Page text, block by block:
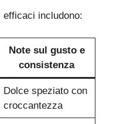
includono:
Note sul gusto e
consistenza
Dolce speziato con
croccantezza